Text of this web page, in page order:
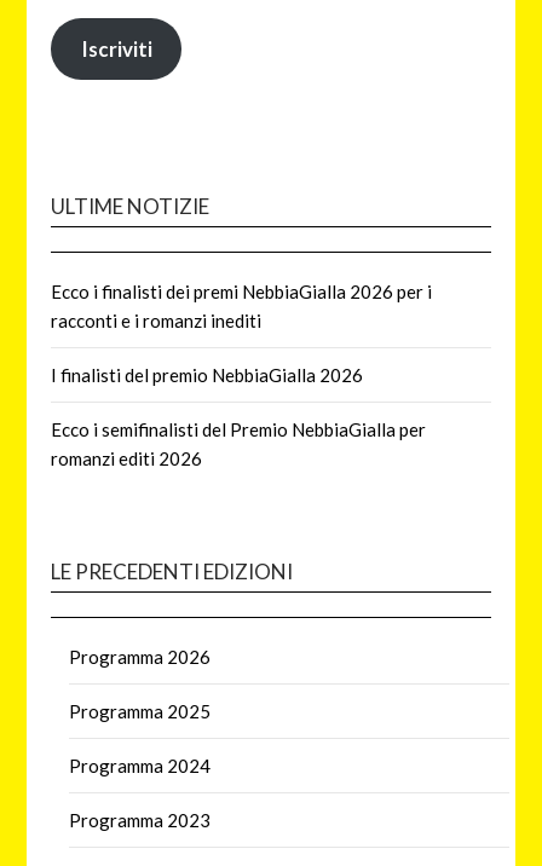
Iscriviti
ULTIME NOTIZIE
Ecco i finalisti dei premi NebbiaGialla 2026 per i
racconti e i romanzi inediti
I finalisti del premio NebbiaGialla 2026
Ecco i semifinalisti del Premio NebbiaGialla per
romanzi editi 2026
LE PRECEDENTI EDIZIONI
Programma 2026
Programma 2025
Programma 2024
Programma 2023